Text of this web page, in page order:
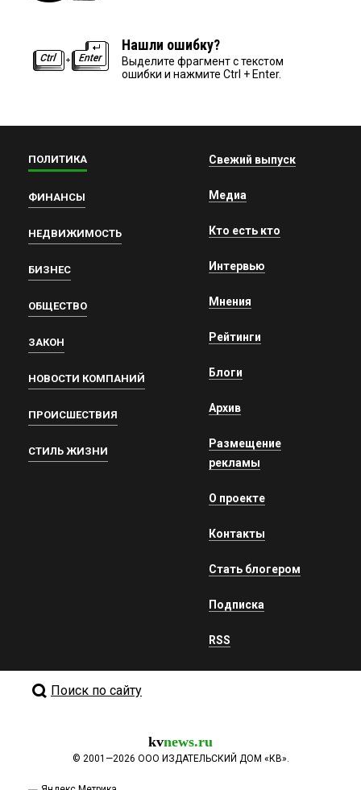
Нашли ошибку?
Выделите фрагмент с текстом
ошибки и нажмите Ctrl + Enter.
ПОЛИТИКА
ФИНАНСЫ
НЕДВИЖИМОСТЬ
БИЗНЕС
ОБЩЕСТВО
ЗАКОН
НОВОСТИ КОМПАНИЙ
ПРОИСШЕСТВИЯ
СТИЛЬ ЖИЗНИ
Свежий выпуск
Медиа
Кто есть кто
Интервью
Мнения
Рейтинги
Блоги
Архив
Размещение
рекламы
О проекте
Контакты
Стать блогером
Подписка
RSS
Поиск по сайту
kvnews.ru
© 2001—2026 ООО ИЗДАТЕЛЬСКИЙ ДОМ «КВ».